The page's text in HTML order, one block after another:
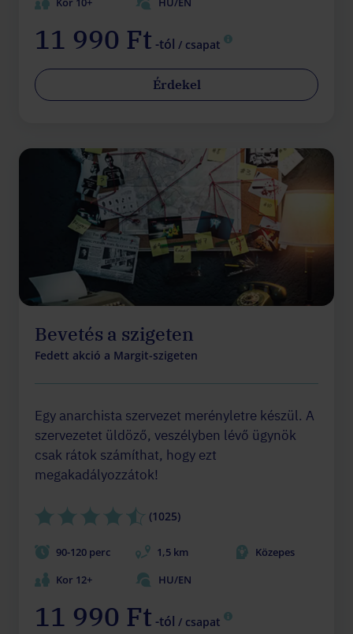
11 990 Ft -tól / csapat
Érdekel
Bevetés a szigeten
Fedett akció a Margit-szigeten
Egy anarchista szervezet merényletre készül. A
szervezetet üldöző, veszélyben lévő ügynök
csak rátok számíthat, hogy ezt
megakadályozzátok!
(1025)
90-120 perc 1,5 km
Közepes
Kor 12+
HU/EN
11 990 Ft -tól / csapat